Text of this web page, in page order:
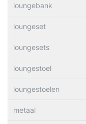
loungebank
loungeset
loungesets
loungestoel
loungestoelen
metaal